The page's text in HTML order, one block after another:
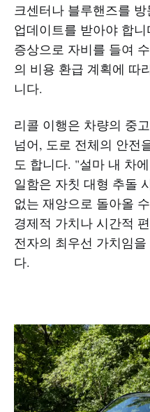
크센터나 블루핸즈를
업데이트를 받아야 합
증상으로 자비를 들여
의 비용 환급 계획에 따
니다.
리콜 이행은 차량의 중
넘어, 도로 전체의 안전
도 합니다. "설마 내 차
일함은 자칫 대형 추돌
없는 재앙으로 돌아올
경제적 가치나 시간적
전자의 최우선 가치임
다.